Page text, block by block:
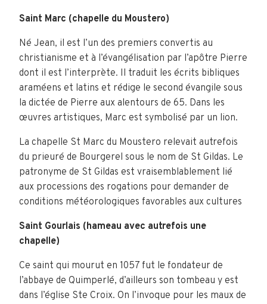
Saint Marc (chapelle du Moustero)
Né Jean, il est l’un des premiers convertis au
christianisme et à l’évangélisation par l’apôtre Pierre
dont il est l’interprète. Il traduit les écrits bibliques
araméens et latins et rédige le second évangile sous
la dictée de Pierre aux alentours de 65. Dans les
œuvres artistiques, Marc est symbolisé par un lion.
La chapelle St Marc du Moustero relevait autrefois
du prieuré de Bourgerel sous le nom de St Gildas. Le
patronyme de St Gildas est vraisemblablement lié
aux processions des rogations pour demander de
conditions météorologiques favorables aux cultures
Saint Gourlais (hameau avec autrefois une
chapelle)
Ce saint qui mourut en 1057 fut le fondateur de
l’abbaye de Quimperlé, d’ailleurs son tombeau y est
dans l’église Ste Croix. On l’invoque pour les maux de